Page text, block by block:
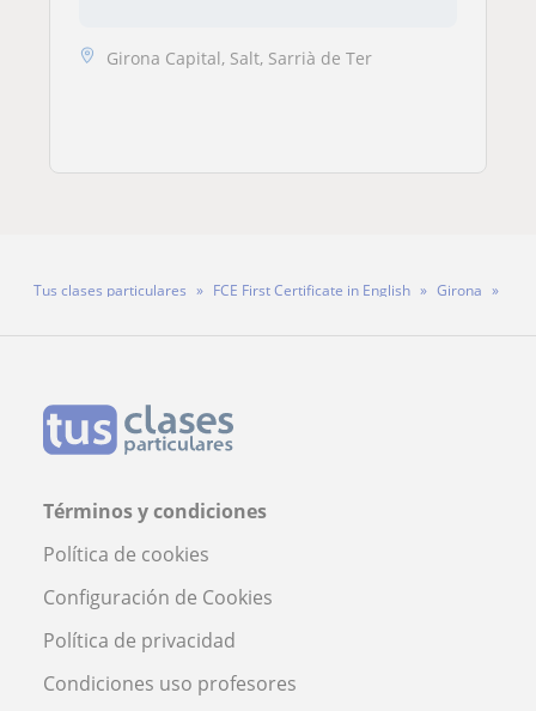
Girona Capital, Salt, Sarrià de Ter
Tus clases particulares FCE First Certificate in English
Girona
Términos y condiciones
Política de cookies
Configuración de Cookies
Política de privacidad
Condiciones uso profesores